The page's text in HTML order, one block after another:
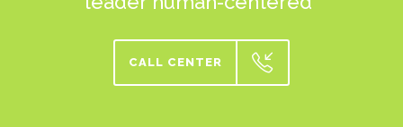
CALL CENTER